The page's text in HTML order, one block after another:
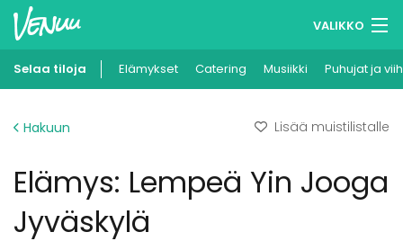
VALIKKO
Muistilistasi
Ilmoita kohteesi
Selaa tiloja Elämykset Catering Musiikki Puhujat ja
Hakuun Lisää muistilistalle
Elämys: Lempeä Yin Jooga
Jyväskylä